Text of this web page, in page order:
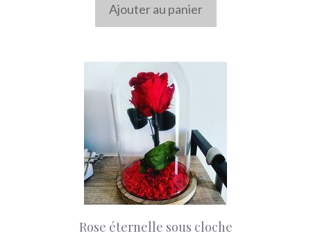
Ajouter au panier
Rose éternelle sous cloche